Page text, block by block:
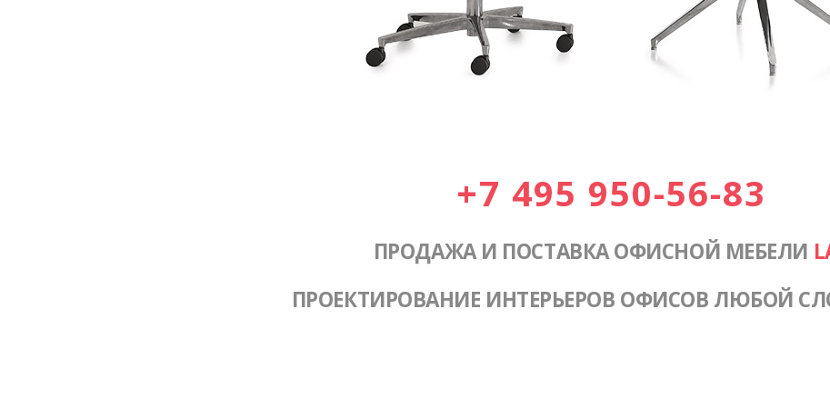
+7 495 950-56-83
ПРОДАЖА И ПОСТАВКА ОФИСНОЙ МЕБЕЛИ
ПРОЕКТИРОВАНИЕ ИНТЕРЬЕРОВ ОФИСОВ ЛЮБОЙ